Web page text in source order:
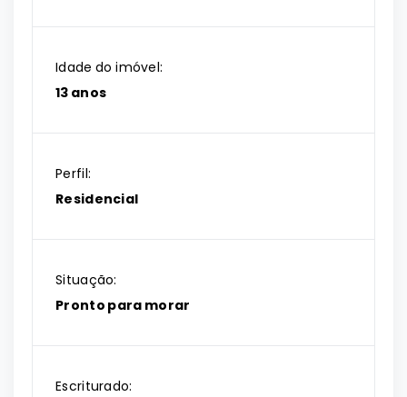
Idade do imóvel:
13 anos
Perfil:
Residencial
Situação:
Pronto para morar
Escriturado: